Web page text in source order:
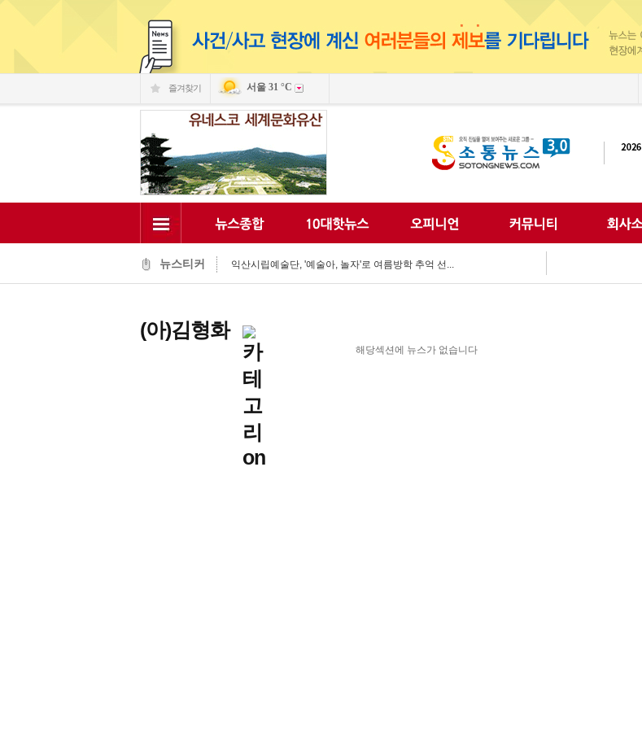
즐겨찾기 서울 31 °C
뉴스티커
익산, 머무는 농촌 관광으로 활력 되찾는다...
전국 문화도시, 익산서 지속가능한 미래 해법 모색...
익산시립예술단, '예술아, 놀자'로 여름방학 추억 선...
익산시, 고립가구 발굴·지원 역량강화...
익산 '모현삼성치과', 나눔으로 이웃사랑 실천...
전북은행, 익산 취약계층의 시원한 여름나기 지원...
익산 민-관, K-문화도시 도약 '맞손'
(아)김형화
해당섹션에 뉴스가 없습니다